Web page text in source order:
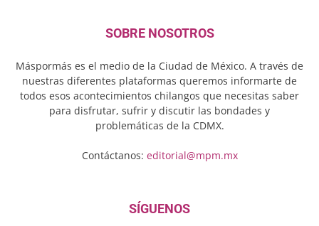
SOBRE NOSOTROS
Máspormás es el medio de la Ciudad de México. A través de
nuestras diferentes plataformas queremos informarte de
todos esos acontecimientos chilangos que necesitas saber
para disfrutar, sufrir y discutir las bondades y
problemáticas de la CDMX.
Contáctanos: editorial@mpm.mx
SÍGUENOS